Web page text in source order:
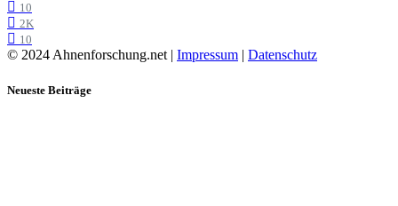
10
2K
10
© 2024 Ahnenforschung.net | Impressum Datenschutz
Neueste Beiträge